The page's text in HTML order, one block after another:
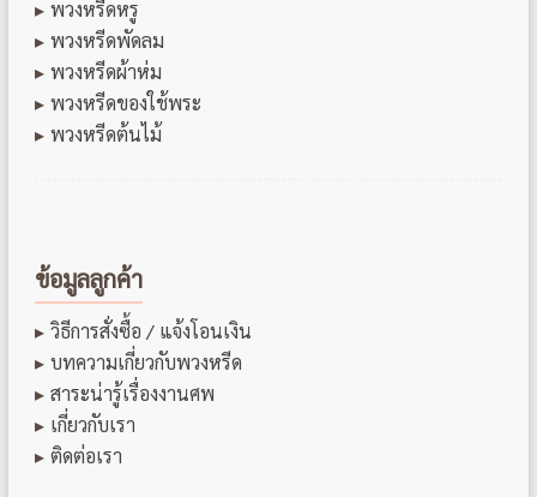
พวงหรีดหรู
พวงหรีดพัดลม
พวงหรีดผ้าห่ม
พวงหรีดของใช้พระ
พวงหรีดต้นไม้
ข้อมูลลูกค้า
วิธีการสั่งซื้อ / แจ้งโอนเงิน
บทความเกี่ยวกับพวงหรีด
สาระน่ารู้เรื่องงานศพ
เกี่ยวกับเรา
ติดต่อเรา